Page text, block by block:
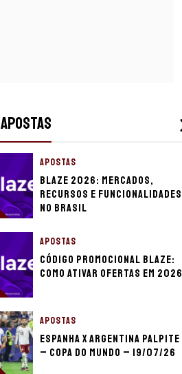
APOSTAS
APOSTAS
Blaze 2026: mercados,
recursos e funcionalidades
no Brasil
APOSTAS
Código promocional Blaze:
como ativar ofertas em 2026
APOSTAS
Espanha x Argentina palpite
– Copa do Mundo – 19/07/26